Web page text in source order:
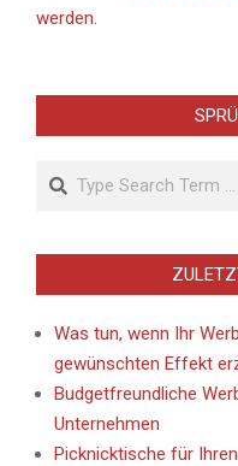
werden.
Search
Was tun, wenn Ihr
gewünschten Effekt
Budgetfreundliche
Unternehmen
Picknicktische für